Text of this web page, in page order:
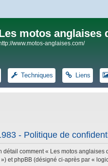
motos anglaises
http://www.motos-anglaises.com/
Techniques Liens
- Politique de
comment « Les motos
et phpBB (désigné ci-après par «